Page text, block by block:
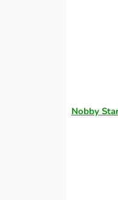
Nobby